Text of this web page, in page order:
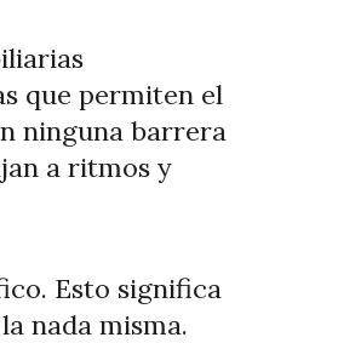
que permiten el
ninguna barrera
a ritmos y
Esto significa
nada misma.